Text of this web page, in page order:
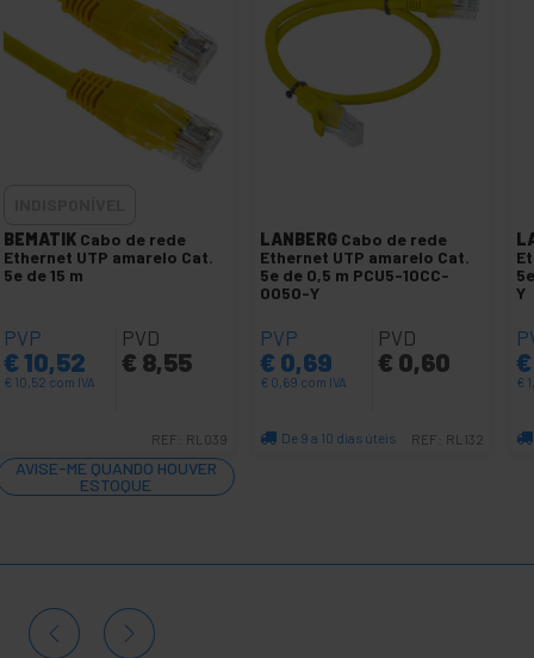
BEMATIK Cabo de rede
Ethernet UTP amarelo Cat.
5e de 15 m
PVP
€ 10,52
€ 10,52 com IVA
PVD
€ 8,55
REF: RL039
AVISE-ME QUANDO HOUVER
ESTOQUE
LANBERG Cabo de rede
Ethernet UTP amarelo Cat.
5e de 0,5 m PCU5-10CC-
0050-Y
PVP
€ 0,69
€ 0,69 com IVA
PVD
€ 0,60
De 9 a 10 dias úteis REF: RL132
Y
€
€